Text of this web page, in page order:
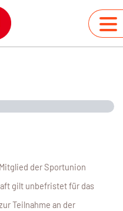
der Sportunion
gilt unbefristet für das
Teilnahme an der